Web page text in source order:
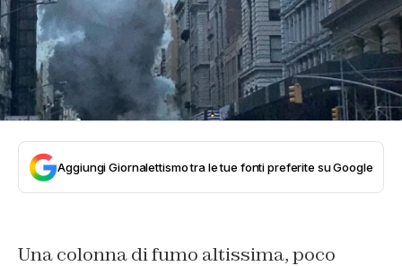
Aggiungi Giornalettismo tra le tue fonti preferite su Google
Una colonna di fumo altissima, poco